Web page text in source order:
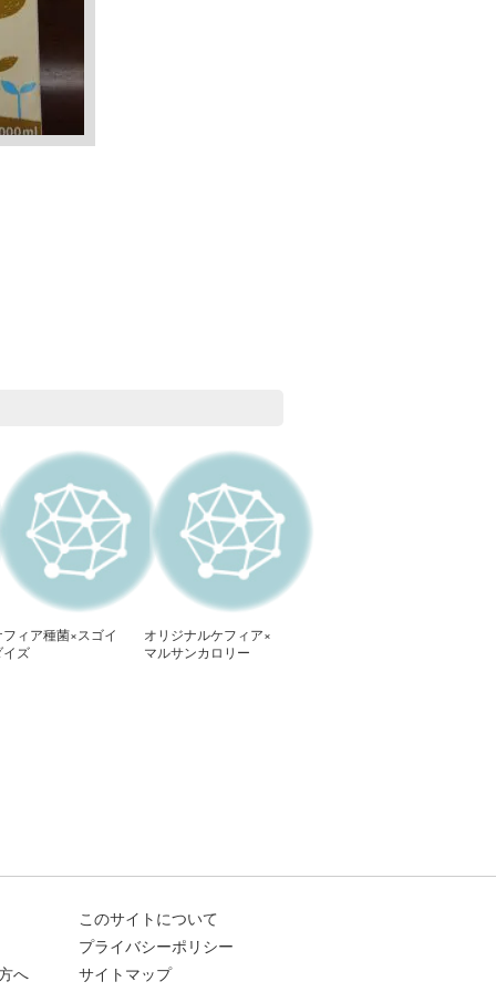
フィア種菌×スゴイ
イズ
オリジナルケフィア×
マルサンカロリー
へ
このサイトについて
プライバシーポリシー
サイトマップ